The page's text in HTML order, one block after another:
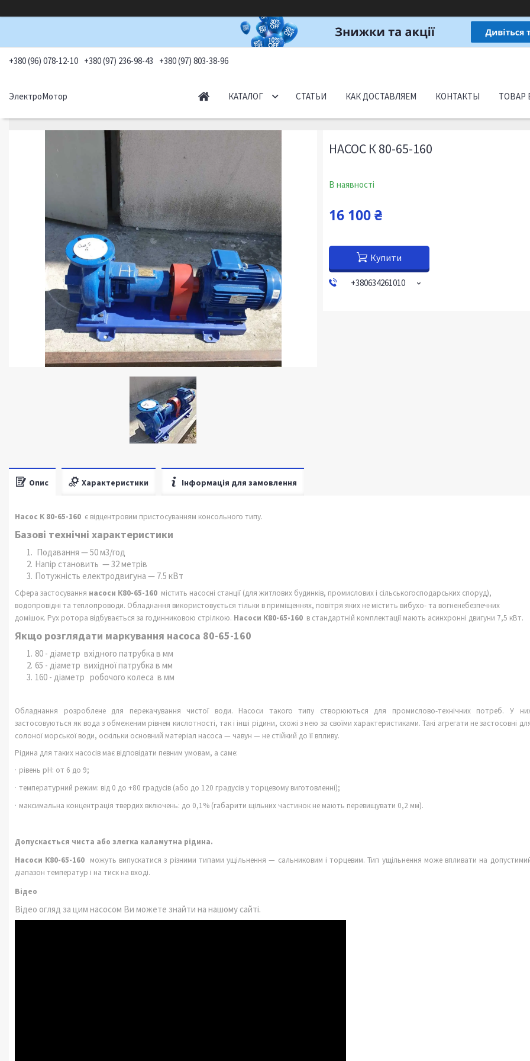
+380 (96) 078-12-10 +380 (97) 236-98-43 +380 (97) 803-38-96
ЭлектроМотор КАТАЛОГ СТАТЬИ КАК ДОСТАВЛЯЕМ КОНТАКТЫ ТОВАР
НАСОС К 80-65-160
В наявності
16 100 ₴
Купити
+380634261010
Опис Характеристики Інформація для замовлення
Насос К 80-65-160 є відцентровим пристосуванням консольного типу.
Базові технічні характеристики
Подавання — 50 м3/год
Напір становить — 32 метрів
Потужність електродвигуна — 7.5 кВт
Сфера застосування насоси К80-65-160 містить насосні станції (для житлових будинків, промислових і сільськогосподарських споруд),
водопровідні та теплопроводи. Обладнання використовується тільки в приміщеннях, повітря яких не містить вибухо- та вогненебезпечних
домішок. Рух ротора відбувається за годинниковою стрілкою. Насоси К80-65-160 в стандартній комплектації мають асинхронні двигуни 7,5 кВт.
Якщо розглядати маркування насоса 80-65-160
80 - діаметр вхідного патрубка в мм
65 - діаметр вихідної патрубка в мм
160 - діаметр робочого колеса в мм
Обладнання розроблене для перекачування чистої води. Насоси такого типу створюються для промислово-технічних потреб. У
застосовуються як вода з обмеженим рівнем кислотності, так і інші рідини, схожі з нею за своїми характеристиками. Такі агрегати не застосовні
солоної морської води, оскільки основний матеріал насоса — чавун — не стійкий до її впливу.
Рідина для таких насосів має відповідати певним умовам, а саме:
· рівень pH: от 6 до 9;
· температурний режим: від 0 до +80 градусів (або до 120 градусів у торцевому виготовленні);
· максимальна концентрація твердих включень: до 0,1% (габарити щільних частинок не мають перевищувати 0,2 мм).
Допускається чиста або злегка каламутна рідина.
Насоси К80-65-160 можуть випускатися з різними типами ущільнення — сальниковим і торцевим. Тип ущільнення може впливати на
діапазон температур і на тиск на вході.
Відео
Відео огляд за цим насосом Ви можете знайти на нашому сайті.